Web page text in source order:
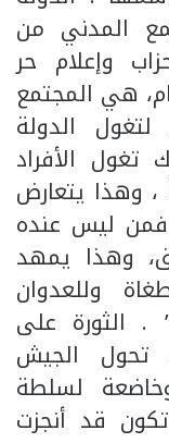
المدني من
وإعلام حر
هي المجتمع
الدولة
الأفراد
، وهذا يتعارض
فمن ليس عنده
وهذا يمهد
وللعدوان
. الثورة على
تحول الجيش
لسلطة
قد أنجزت